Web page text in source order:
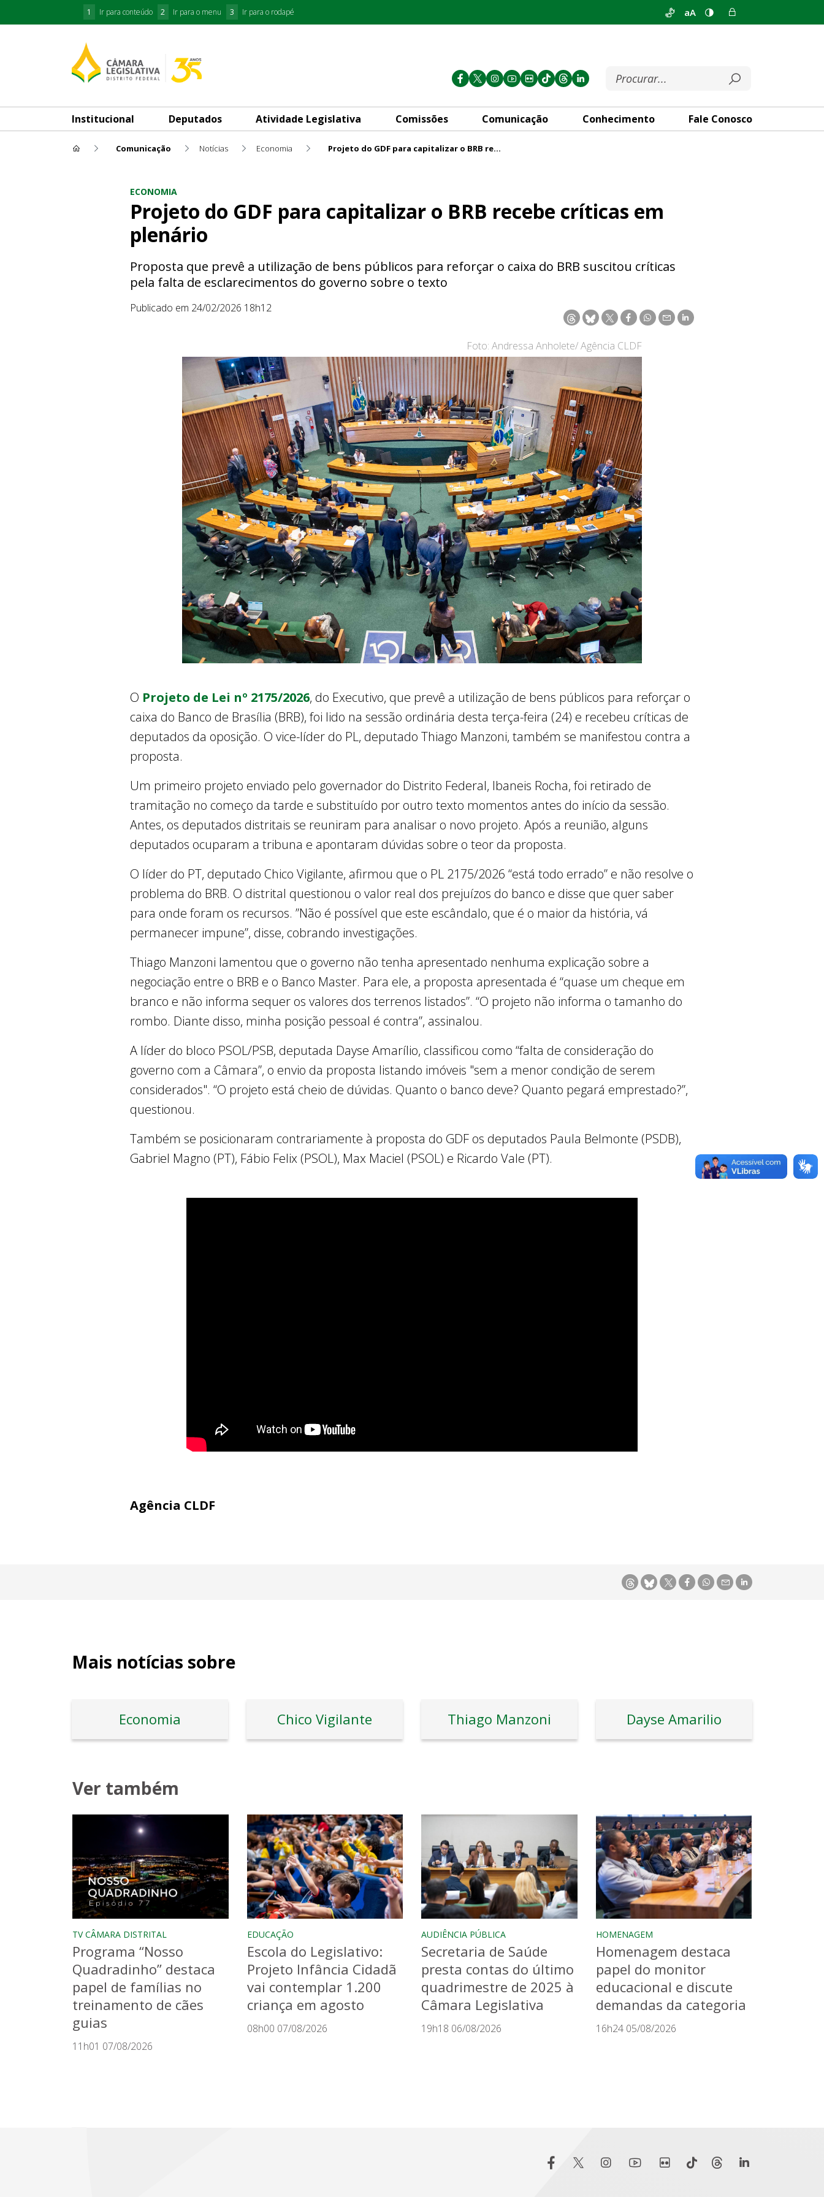
1 Ir para conteúdo 2 Ir para o menu 3 Ir para o rodapé aA
Institucional Deputados Atividade Legislativa Comissões Comunicação Conhecimento Fale Conosco
Comunicação Notícias Economia Projeto do GDF para capitalizar o BRB recebe críticas em plenário
ECONOMIA
Projeto do GDF para capitalizar o BRB recebe críticas em
plenário
Proposta que prevê a utilização de bens públicos para reforçar o caixa do BRB suscitou críticas
pela falta de esclarecimentos do governo sobre o texto
Publicado em 24/02/2026 18h12
Foto: Andressa Anholete/ Agência CLDF
O Projeto de Lei nº 2175/2026, do Executivo, que prevê a utilização de bens públicos para reforçar o
caixa do Banco de Brasília (BRB), foi lido na sessão ordinária desta terça-feira (24) e recebeu críticas de
deputados da oposição. O vice-líder do PL, deputado Thiago Manzoni, também se manifestou contra a
proposta.
Um primeiro projeto enviado pelo governador do Distrito Federal, Ibaneis Rocha, foi retirado de
tramitação no começo da tarde e substituído por outro texto momentos antes do início da sessão.
Antes, os deputados distritais se reuniram para analisar o novo projeto. Após a reunião, alguns
deputados ocuparam a tribuna e apontaram dúvidas sobre o teor da proposta.
O líder do PT, deputado Chico Vigilante, afirmou que o PL 2175/2026 “está todo errado” e não resolve o
problema do BRB. O distrital questionou o valor real dos prejuízos do banco e disse que quer saber
para onde foram os recursos. ”Não é possível que este escândalo, que é o maior da história, vá
permanecer impune”, disse, cobrando investigações.
Thiago Manzoni lamentou que o governo não tenha apresentado nenhuma explicação sobre a
negociação entre o BRB e o Banco Master. Para ele, a proposta apresentada é “quase um cheque em
branco e não informa sequer os valores dos terrenos listados”. “O projeto não informa o tamanho do
rombo. Diante disso, minha posição pessoal é contra”, assinalou.
A líder do bloco PSOL/PSB, deputada Dayse Amarílio, classificou como “falta de consideração do
governo com a Câmara”, o envio da proposta listando imóveis "sem a menor condição de serem
considerados". “O projeto está cheio de dúvidas. Quanto o banco deve? Quanto pegará emprestado?”,
questionou.
Também se posicionaram contrariamente à proposta do GDF os deputados Paula Belmonte (PSDB),
Gabriel Magno (PT), Fábio Felix (PSOL), Max Maciel (PSOL) e Ricardo Vale (PT).
Agência CLDF
Mais notícias sobre
Economia Chico Vigilante Thiago Manzoni Dayse Amarilio
Ver também
TV CÂMARA DISTRITAL
Programa “Nosso
Quadradinho” destaca
papel de famílias no
treinamento de cães
guias
11h01 07/08/2026
EDUCAÇÃO
Escola do Legislativo:
Projeto Infância Cidadã
vai contemplar 1.200
criança em agosto
08h00 07/08/2026
AUDIÊNCIA PÚBLICA
Secretaria de Saúde
presta contas do último
quadrimestre de 2025 à
Câmara Legislativa
19h18 06/08/2026
HOMENAGEM
Homenagem destaca
papel do monitor
educacional e discute
demandas da categoria
16h24 05/08/2026